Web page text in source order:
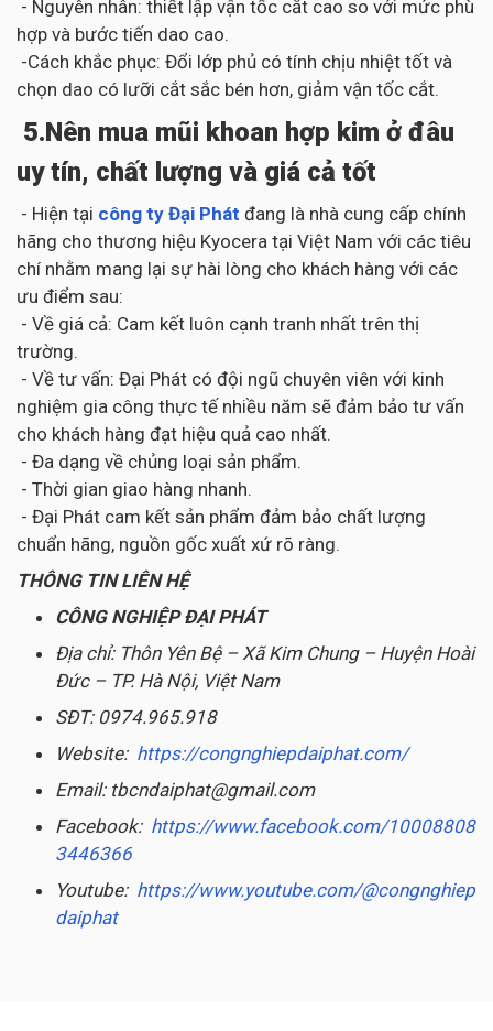
- Nguyên nhân: thiết lập vận tốc cắt cao so với mức phù
hợp và bước tiến dao cao.
-Cách khắc phục: Đổi lớp phủ có tính chịu nhiệt tốt và
chọn dao có lưỡi cắt sắc bén hơn, giảm vận tốc cắt.
5.Nên mua mũi khoan hợp kim ở đâu
uy tín, chất lượng và giá cả tốt
- Hiện tại công ty Đại Phát đang là nhà cung cấp chính
hãng cho thương hiệu Kyocera tại Việt Nam với các tiêu
chí nhằm mang lại sự hài lòng cho khách hàng với các
ưu điểm sau:
- Về giá cả: Cam kết luôn cạnh tranh nhất trên thị
trường.
- Về tư vấn: Đại Phát có đội ngũ chuyên viên với kinh
nghiệm gia công thực tế nhiều năm sẽ đảm bảo tư vấn
cho khách hàng đạt hiệu quả cao nhất.
- Đa dạng về chủng loại sản phẩm.
- Thời gian giao hàng nhanh.
- Đại Phát cam kết sản phẩm đảm bảo chất lượng
chuẩn hãng, nguồn gốc xuất xứ rõ ràng.
THÔNG TIN LIÊN HỆ
CÔNG NGHIỆP ĐẠI PHÁT
Địa chỉ: Thôn Yên Bệ – Xã Kim Chung – Huyện Hoài
Đức – TP. Hà Nội, Việt Nam
SĐT: 0974.965.918
Website: https://congnghiepdaiphat.com/
Email: tbcndaiphat@gmail.com
Facebook: https://www.facebook.com/10008808
3446366
Youtube: https://www.youtube.com/@congnghiep
daiphat